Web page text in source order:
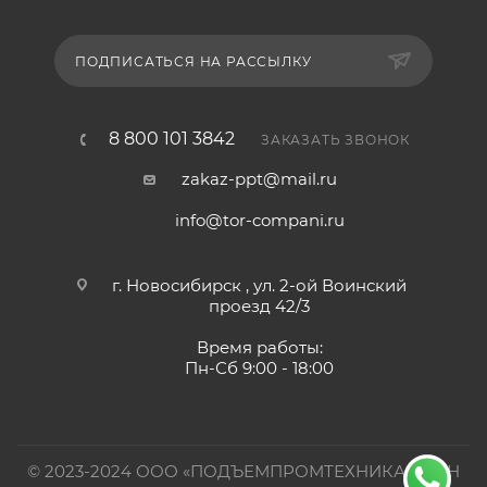
ПОДПИСАТЬСЯ НА РАССЫЛКУ
8 800 101 3842 ЗАКАЗАТЬ ЗВОНОК
zakaz-ppt@mail.ru
info@tor-compani.ru
г. Новосибирск , ул. 2-ой Воинский
проезд 42/3
Время работы:
Пн-Сб 9:00 - 18:00
© 2023-2024 ООО «ПОДЪЕМПРОМТЕХНИКА». ИНН